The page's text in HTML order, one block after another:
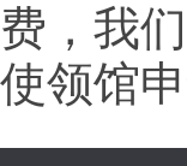
费，我
使领馆